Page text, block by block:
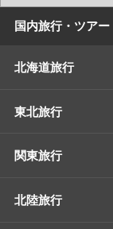
国内旅行・ツアー
北海道旅行
東北旅行
関東旅行
北陸旅行